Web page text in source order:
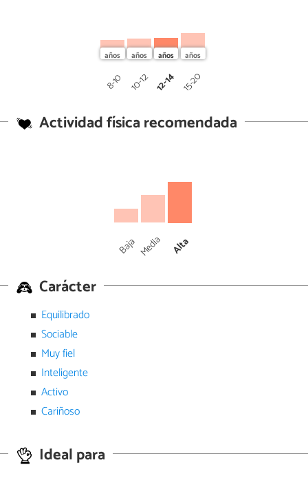
8-10 10-12 12-14 15-20
Actividad física recomendada
Baja Media Alta
Carácter
Equilibrado
Sociable
Muy fiel
Inteligente
Activo
Cariñoso
Ideal para